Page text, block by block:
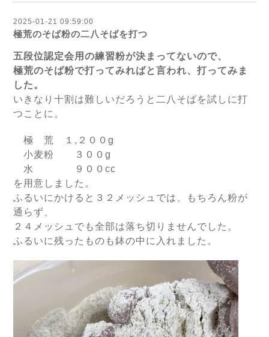
2025-01-21 09:59:00
極荒のそば粉の二八そばを打つ
五段位認定会用の練習粉が決まってないので、
極荒のそば粉で打ってみればと言われ、打ってみま
した。
いきなり十割は難しいだろうと二八そばを試しに打
つことに。
極 荒 １,２００g
小麦粉 ３００g
水 ９００cc
を用意しました。
ふるいにかけると３２メッシュでは、もちろん粉が
通らず、
２４メッシュでも全部は落ち切りませんでした。
ふるいに残ったものも鉢の中に入れました。